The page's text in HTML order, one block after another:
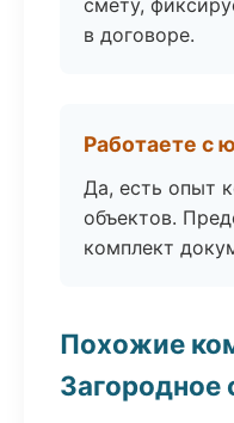
смету,
в договоре.
Работаете с
Да, есть опыт
объектов.
комплект
Похожие
Загородное